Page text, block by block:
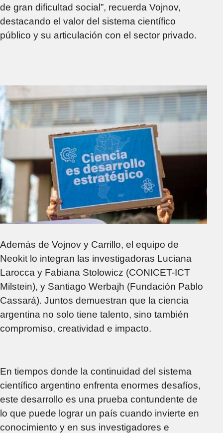
de gran dificultad social”, recuerda Vojnov,
destacando el valor del sistema científico
público y su articulación con el sector privado.
Además de Vojnov y Carrillo, el equipo de
Neokit lo integran las investigadoras Luciana
Larocca y Fabiana Stolowicz (CONICET-ICT
Milstein), y Santiago Werbajh (Fundación Pablo
Cassará). Juntos demuestran que la ciencia
argentina no solo tiene talento, sino también
compromiso, creatividad e impacto.
En tiempos donde la continuidad del sistema
científico argentino enfrenta enormes desafíos,
este desarrollo es una prueba contundente de
lo que puede lograr un país cuando invierte en
conocimiento y en sus investigadores e